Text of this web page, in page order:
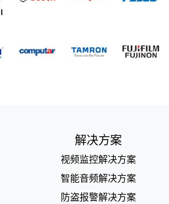
解决方案
视频监控解决方案
智能音频解决方案
防盗报警解决方案